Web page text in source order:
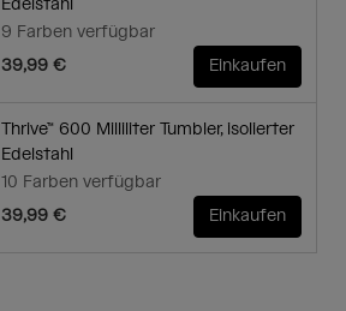
Edelstahl
9 Farben verfügbar
39,99 €
Einkaufen
Thrive™ 600 Milliliter Tumbler, isolierter
Edelstahl
10 Farben verfügbar
39,99 €
Einkaufen